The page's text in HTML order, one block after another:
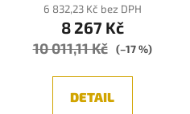
6 832,23 Kč bez DPH
8 267 Kč
10 011,11 Kč (–17 %)
DETAIL